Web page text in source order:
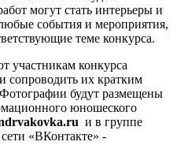
могут стать интерьеры и
события и мероприятия,
теме конкурса.
участникам конкурса
сопроводить их кратким
будут размещены
юношеского
.ru и в группе
«ВКонтакте» -